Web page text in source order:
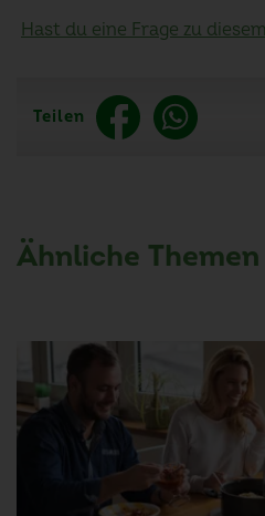
Hast du eine Frage zu
Teilen
Ähnliche Themen